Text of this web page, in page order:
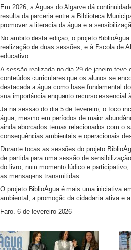
Em 2026, a Águas do Algarve dá
resulta da parceria entre a Biblioteca
promover a literacia da água e a
No âmbito desta edição, o projeto
realização de duas sessões, e à Escola de
educativo.
A sessão realizada no dia 29 de janeiro teve
conteúdos curriculares que os alunos se
destacada a água como base fundamental
sua importância enquanto recurso essencial
Já na sessão do dia 5 de fevereiro, o foco
água, mesmo em períodos de maior
ainda abordados temas relacionados com o
consequências ambientais e operacionais
Durante todas as sessões do projeto
de partida para uma sessão de
do livro, num momento lúdico e
as mensagens transmitidas.
O projeto BiblioÁgua é mais uma iniciativa
ambiental, a promoção da cidadania ativa e
Faro, 6 de fevereiro 2026